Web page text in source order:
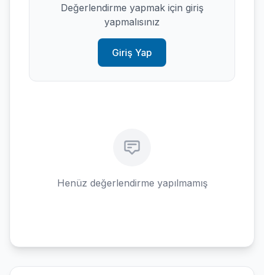
Değerlendirme yapmak için giriş
yapmalısınız
Giriş Yap
Henüz değerlendirme yapılmamış